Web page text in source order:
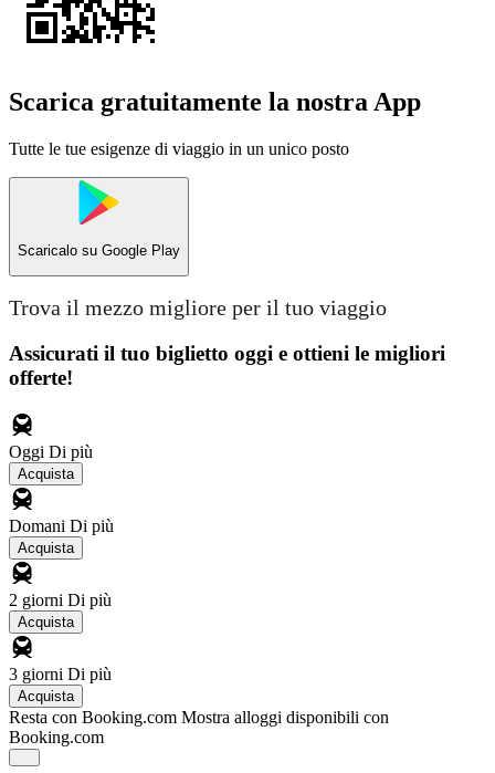
Scarica gratuitamente la nostra App
Tutte le tue esigenze di viaggio in un unico posto
Scaricalo su Google Play
Trova il mezzo migliore per il tuo viaggio
Assicurati il ​​tuo biglietto oggi e ottieni le migliori
offerte!
Oggi Di più
Acquista
Domani Di più
Acquista
2 giorni Di più
Acquista
3 giorni Di più
Acquista
Resta con Booking.com Mostra alloggi disponibili con
Booking.com